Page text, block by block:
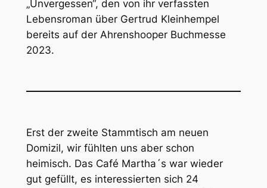
„Unvergessen“, den von ihr verfassten
Lebensroman über Gertrud Kleinhempel
bereits auf der Ahrenshooper Buchmesse
2023.
Erst der zweite Stammtisch am neuen
Domizil, wir fühlten uns aber schon
heimisch. Das Café Martha´s war wieder
gut gefüllt, es interessierten sich 24